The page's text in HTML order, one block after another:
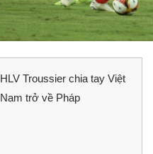
HLV Troussier chia tay Việt
Nam trở về Pháp